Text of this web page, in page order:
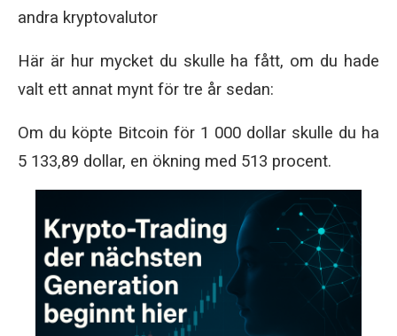
andra kryptovalutor
Här är hur mycket du skulle ha fått, om du hade
valt ett annat mynt för tre år sedan:
Om du köpte Bitcoin för 1 000 dollar skulle du ha
5 133,89 dollar, en ökning med 513 procent.